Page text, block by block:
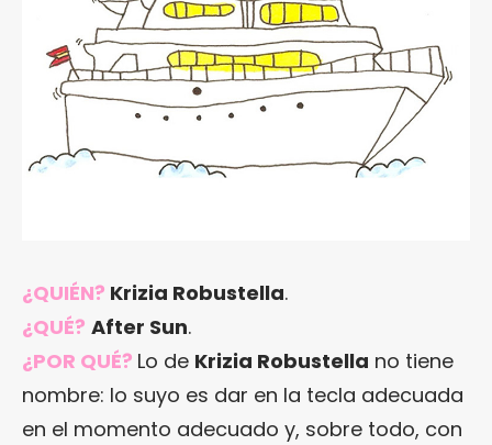
¿QUIÉN? Krizia Robustella.
¿QUÉ? After Sun.
¿POR QUÉ? Lo de Krizia Robustella no tiene
nombre: lo suyo es dar en la tecla adecuada
en el momento adecuado y, sobre todo, con